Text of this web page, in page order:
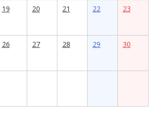
19 20 21 22 23
26 27 28 29 30